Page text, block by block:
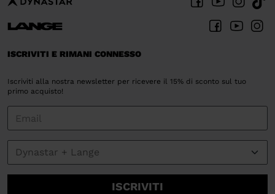
Italia
We
visiting
the
website
version
for
United
States.
ISCRIVITI E RIMANI CONNESSO
Iscriviti alla nostra newsletter per ricevere il 15% di sconto sul tuo
primo acquisto!
ISCRIVITI